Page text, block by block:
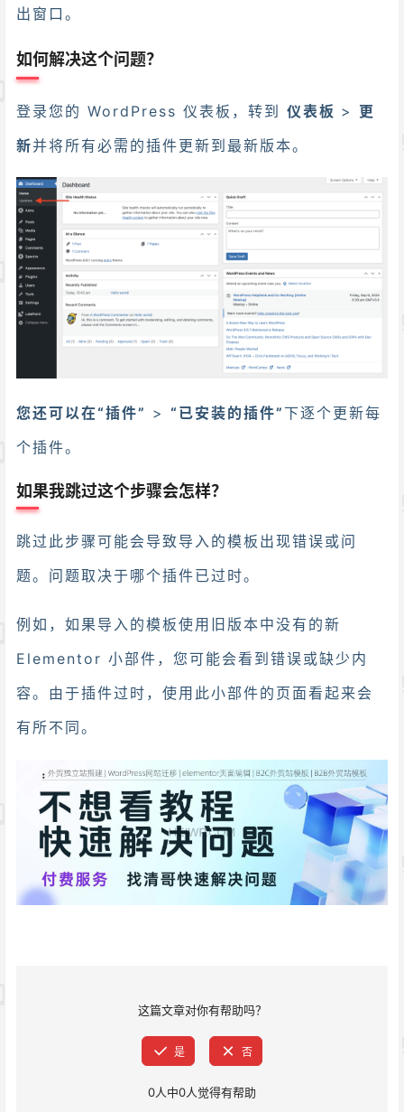
出窗口。
如何解决这个问题？
登录您的 WordPress 仪表板，转到 仪表板 > 更
新并将所有必需的插件更新到最新版本。
您还可以在“插件” > “已安装的插件”下逐个更新每
个插件。
如果我跳过这个步骤会怎样？
跳过此步骤可能会导致导入的模板出现错误或问
题。问题取决于哪个插件已过时。
例如，如果导入的模板使用旧版本中没有的新
Elementor 小部件，您可能会看到错误或缺少内
容。由于插件过时，使用此小部件的页面看起来会
有所不同。
这篇文章对你有帮助吗？
是 否
0人中0人觉得有帮助